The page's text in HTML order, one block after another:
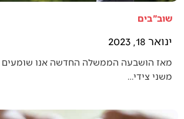
שוב"בים
ינואר 18, 2023
מאז הושבעה הממשלה החדשה אנו שומעים
משני צידי…